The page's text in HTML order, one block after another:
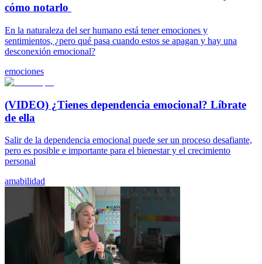
cómo notarlo
En la naturaleza del ser humano está tener emociones y
sentimientos, ¿pero qué pasa cuando estos se apagan y hay una
desconexión emocional?
emociones
(VIDEO) ¿Tienes dependencia emocional? Líbrate
de ella
Salir de la dependencia emocional puede ser un proceso desafiante,
pero es posible e importante para el bienestar y el crecimiento
personal
amabilidad